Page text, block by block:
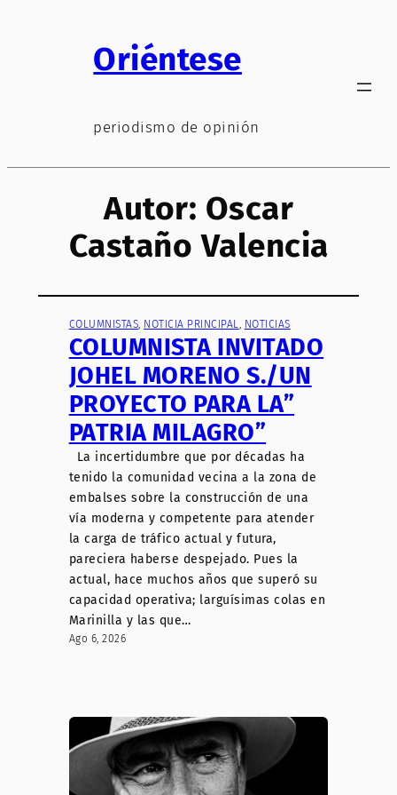
Oriéntese
periodismo de opinión
Autor: Oscar
Castaño Valencia
COLUMNISTAS NOTICIA PRINCIPAL NOTICIAS
COLUMNISTA INVITADO
JOHEL MORENO S./UN
PROYECTO PARA LA”
PATRIA MILAGRO”
La incertidumbre que por décadas ha
tenido la comunidad vecina a la zona de
embalses sobre la construcción de una
vía moderna y competente para atender
la carga de tráfico actual y futura,
pareciera haberse despejado. Pues la
actual, hace muchos años que superó su
capacidad operativa; larguísimas colas en
Marinilla y las que…
Ago 6, 2026